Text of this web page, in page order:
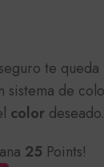
te
de
color deseado.
25 Points!